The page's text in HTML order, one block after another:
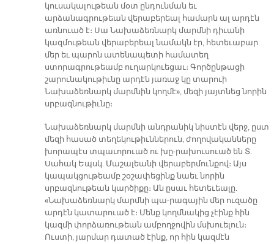
կուսակալութեան մօտ ընդունման եւ
արձանագրութեան վերաբերեալ համարն ալ արդէն
առնուած է։ Սա Նախաձեռնարկ մարմնի դիւանի
կազմութեան վերաբերեալ նամակն էր, հետեւաբար
մեր եւ պարոն ատենապետի համատեղ
ստորագրութեամբ ուղարկուեցաւ։ Գործընթացի
շարունակութիւնը արդէն յառաջ կը տարուի
Նախաձեռնարկ մարմնին կողմէ», մեզի յայտնեց նորին
սրբազնութիւնը։
Նախաձեռնարկ մարմնի անդրանիկ նիստէն վերջ, ըստ
մեզի հասած տեղեկութիւններուն, ժողովականները
խորապէս տպաւորուած ու խը-րախուսուած են Տ.
Սահակ Եպսկ. Մաշալեանի վերաբերմունքով։ Այս
կապակցութեամբ շօշափեցինք նաեւ նորին
սրբազնութեան կարծիքը։ Ան ըսաւ հետեւեալը.
«Նախաձեռնարկ մարմնի պա-րագային մեր ուզածը
արդէն կատարուած է։ Մենք կողմնակից չէինք հին
կազմի փորձառութեան ամբողջովին մսխուելուն։
Ուստի, յարմար դատած էինք, որ հին կազմէն